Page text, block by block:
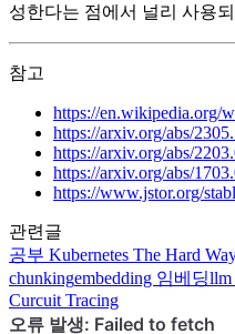
성한다는 점에서 널리 사용
참고
https://en.wikipedia.org/
https://arxiv.org/abs/
https://arxiv.org/abs/
https://arxiv.org/abs/
https://www.jstor.org/
관련글
공부 Kubernetes The Hard
chunkingembedding 임베딩llm
Curcuit Tracing